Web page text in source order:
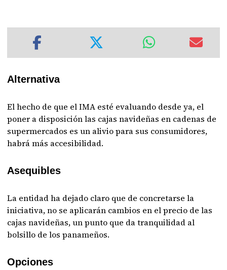
Alternativa
El hecho de que el IMA esté evaluando desde ya, el
poner a disposición las cajas navideñas en cadenas de
supermercados es un alivio para sus consumidores,
habrá más accesibilidad.
Asequibles
La entidad ha dejado claro que de concretarse la
iniciativa, no se aplicarán cambios en el precio de las
cajas navideñas, un punto que da tranquilidad al
bolsillo de los panameños.
Opciones